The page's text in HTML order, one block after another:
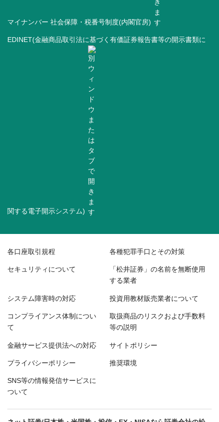
マイナンバー 社会保障・税番号制度(内閣官房)
EDINET(金融商品取引法に基づく有価証券報告書等の開示書類に
関する電子開示システム)
各口座取引規程 各種犯罪手口とその対策
セキュリティについて 「松井証券」の名前を無断使用
する業者
システム障害時の対応 投資用教材販売業者について
コンプライアンス体制につい
て
取扱商品のリスクおよび手数料
等の説明
金融サービス提供法への対応 サイトポリシー
プライバシーポリシー 推奨環境
SNS等の情報発信サービスに
ついて